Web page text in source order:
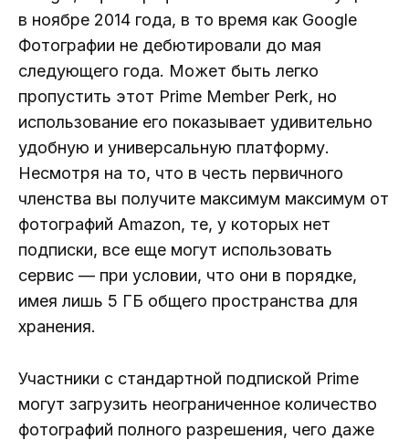
в ноябре 2014 года, в то время как Google
Фотографии не дебютировали до мая
следующего года. Может быть легко
пропустить этот Prime Member Perk, но
использование его показывает удивительно
удобную и универсальную платформу.
Несмотря на то, что в честь первичного
членства вы получите максимум максимум от
фотографий Amazon, те, у которых нет
подписки, все еще могут использовать
сервис — при условии, что они в порядке,
имея лишь 5 ГБ общего пространства для
хранения.
Участники с стандартной подпиской Prime
могут загрузить неограниченное количество
фотографий полного разрешения, чего даже